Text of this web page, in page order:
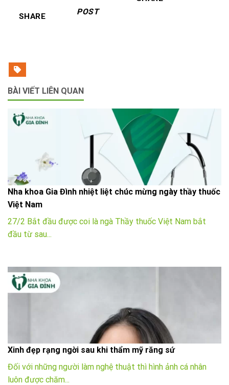
SHARE
POST
BÀI VIẾT LIÊN QUAN
Nha khoa Gia Đình nhiệt liệt chúc mừng ngày thầy thuốc
Việt Nam
27/2 Bắt đầu được coi là ngà Thầy thuốc Việt Nam bắt
đầu từ sau...
Xinh đẹp rạng ngời sau khi thẩm mỹ răng sứ
Đối với những người làm nghệ thuật thì hình ảnh cá nhân
luôn được chăm...